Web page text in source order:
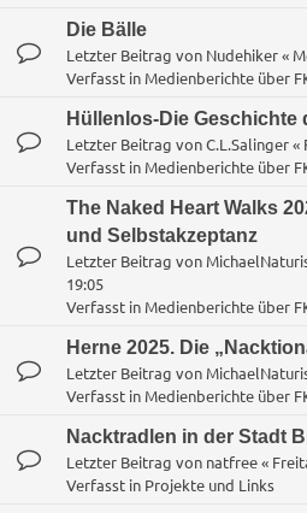
Die Bälle
Letzter Beitrag von Nudehiker«
Verfasst in Medienberichte über
Hüllenlos-Die Geschichte
Letzter Beitrag vonC.L.Salinger«
Verfasst in Medienberichte über
The Naked Heart Walks
und Selbstakzeptanz
Letzter Beitrag von
19:05
Verfasst in Medienberichte über
Herne 2025. Die
Letzter Beitrag von
Verfasst in Medienberichte über
Nacktradlen in der Stadt
Letzter Beitrag von natfree«
Verfasst in Projekte und Links